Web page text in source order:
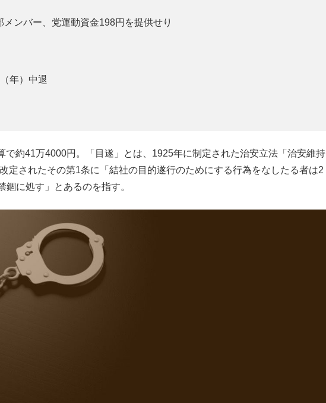
ンバー、党運動資金198円を提供せり
年）中退
約41万4000円。「目遂」とは、1925年に制定された治安立法「治安維持
定されたその第1条に「結社の目的遂行のためにする行為をなしたる者は2
に処す」とあるのを指す。